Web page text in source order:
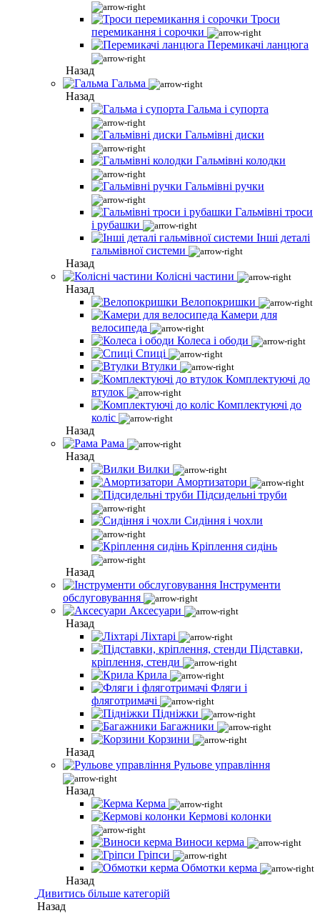
Троси
перемикання і сорочки
Перемикачі ланцюга
Назад
Гальма
Назад
Гальма і супорта
Гальмівні диски
Гальмівні колодки
Гальмівні ручки
Гальмівні троси
і рубашки
Інші деталі
гальмівної системи
Назад
Колісні частини
Назад
Велопокришки
Камери для
велосипеда
Колеса і ободи
Спиці
Втулки
Комплектуючі до
втулок
Комплектуючі до
коліс
Назад
Рама
Назад
Вилки
Амортизатори
Підсидельні труби
Сидіння і чохли
Кріплення сидінь
Назад
Інструменти
обслуговування
Аксесуари
Назад
Ліхтарі
Підставки,
кріплення, стенди
Крила
Фляги і
фляготримачі
Підніжки
Багажники
Корзини
Назад
Рульове управління
Назад
Керма
Кермові колонки
Виноси керма
Гріпси
Обмотки керма
Назад
Дивитись більше категорій
Назад